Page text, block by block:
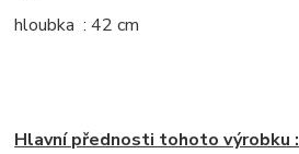
hloubka : 42 cm
Hlavní přednosti tohoto výrobku :